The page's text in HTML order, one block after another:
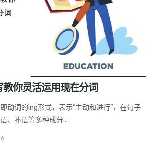
你灵活运用现在分词
动词的ing形式，表示“主动和进行”，在句子
、补语等多种成分...